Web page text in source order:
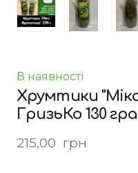
В наявності
Хрумтики
ГризьКо 130
215,00  грн